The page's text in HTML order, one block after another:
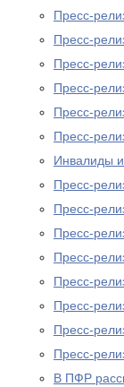
Пресс-
Пресс-
Пресс-
Пресс-
Пресс-
Пресс-
Инвалиды
Пресс-
Пресс-
Пресс-
Пресс-
Пресс-
Пресс-
Пресс-
Пресс-
В ПФР